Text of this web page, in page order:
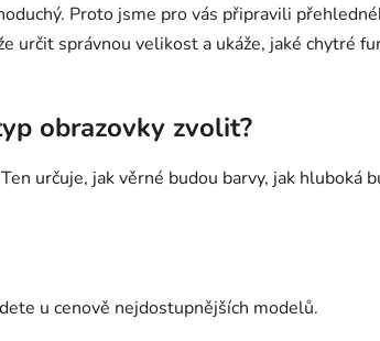
Proto jsme pro vás připravili
určit správnou velikost a ukáže, jaké chytré
obrazovky zvolit?
určuje, jak věrné budou barvy, jak hluboká
u cenově nejdostupnějších modelů.